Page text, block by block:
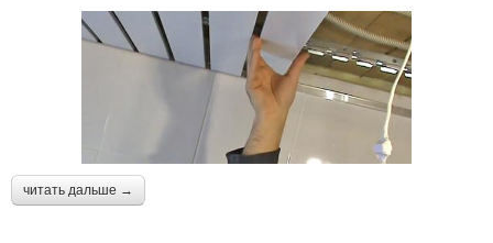
читать дальше →